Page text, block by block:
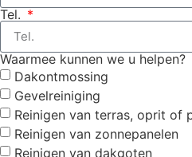
Tel.
Waarmee kunnen we u helpen?
Dakontmossing
Gevelreiniging
Reinigen van terras, oprit of
Reinigen van zonnepanelen
Reinigen van dakgoten